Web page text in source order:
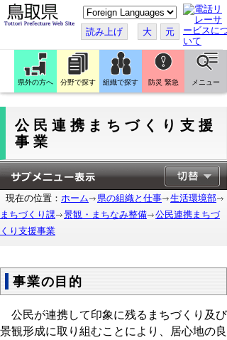
こ
の
ペ
ー
ジ
翻
訳
す
読み上げ 大 元
県外の方へ 分野で探す 組織で探す 防災 緊急 メニュー
公民連携まちづくり支援
事業
現在の位置： ホーム 県の組織と仕事
生活環境部
まちづくり課
景観・まちなみ整備
公民連携まちづ
くり支援事業
事業の目的
公民が連携して印象に残るまちづくり及び
景観形成に取り組むことにより、居心地の良